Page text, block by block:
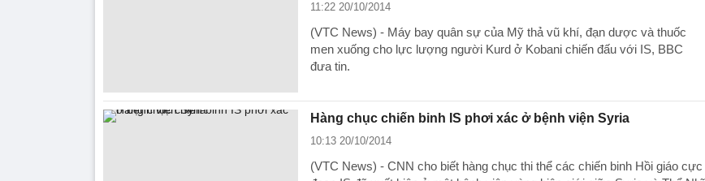
11:22 20/10/2014
(VTC News) - Máy bay quân sự của Mỹ thả vũ khí, đạn dược và thuốc
men xuống cho lực lượng người Kurd ở Kobani chiến đấu với IS, BBC
đưa tin.
Hàng chục chiến binh IS phơi xác ở bệnh viện Syria
10:13 20/10/2014
(VTC News) - CNN cho biết hàng chục thi thể các chiến binh Hồi giáo cực